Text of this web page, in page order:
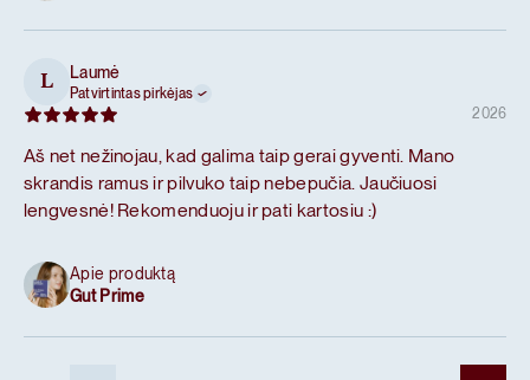
L Laumė
Patvirtintas pirkėjas
2026
Aš net nežinojau, kad galima taip gerai gyventi. Mano
skrandis ramus ir pilvuko taip nebepučia. Jaučiuosi
lengvesnė! Rekomenduoju ir pati kartosiu :)
Apie produktą
Gut Prime